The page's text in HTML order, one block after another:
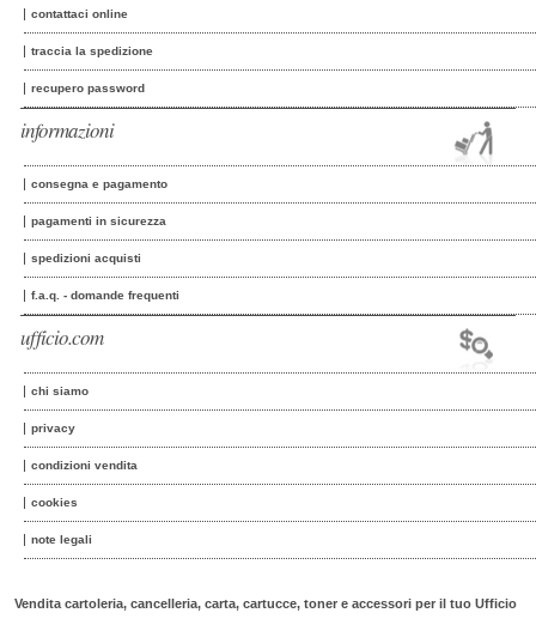
contattaci online
traccia la spedizione
recupero password
informazioni
consegna e pagamento
pagamenti in sicurezza
spedizioni acquisti
f.a.q. - domande frequenti
ufficio.com
chi siamo
privacy
condizioni vendita
cookies
note legali
Vendita cartoleria, cancelleria, carta, cartucce, toner e accessori per il tuo Ufficio